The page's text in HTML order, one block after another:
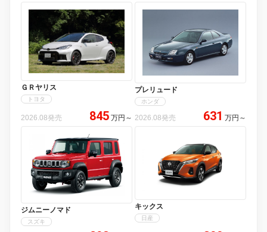
ＧＲヤリス
トヨタ
2026.08発売 845 万円 ～
プレリュード
ホンダ
2026.08発売 631 万円 ～
ジムニーノマド
スズキ
キックス
日産